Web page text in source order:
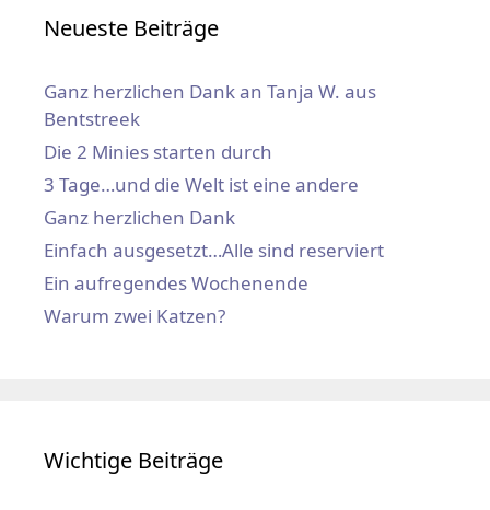
Neueste Beiträge
Ganz herzlichen Dank an Tanja W. aus
Bentstreek
Die 2 Minies starten durch
3 Tage…und die Welt ist eine andere
Ganz herzlichen Dank
Einfach ausgesetzt…Alle sind reserviert
Ein aufregendes Wochenende
Warum zwei Katzen?
Wichtige Beiträge